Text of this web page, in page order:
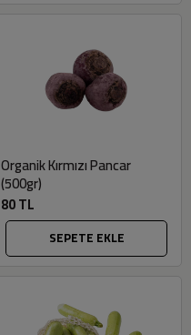
Organik Kırmızı Pancar
(500gr)
80 TL
SEPETE EKLE